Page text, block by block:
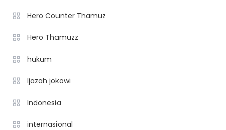
Hero Counter Thamuz
Hero Thamuzz
hukum
Ijazah jokowi
Indonesia
internasional